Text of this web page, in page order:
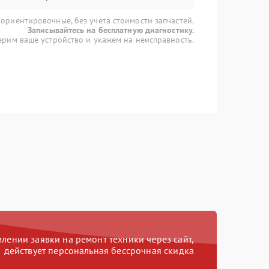
без учета стоимости запчастей.
Записывайтесь на бесплатную диагностику.
ваше устройство и укажем на неисправность.
заявки на ремонт техники через сайт,
действует персональная бессрочная скидка